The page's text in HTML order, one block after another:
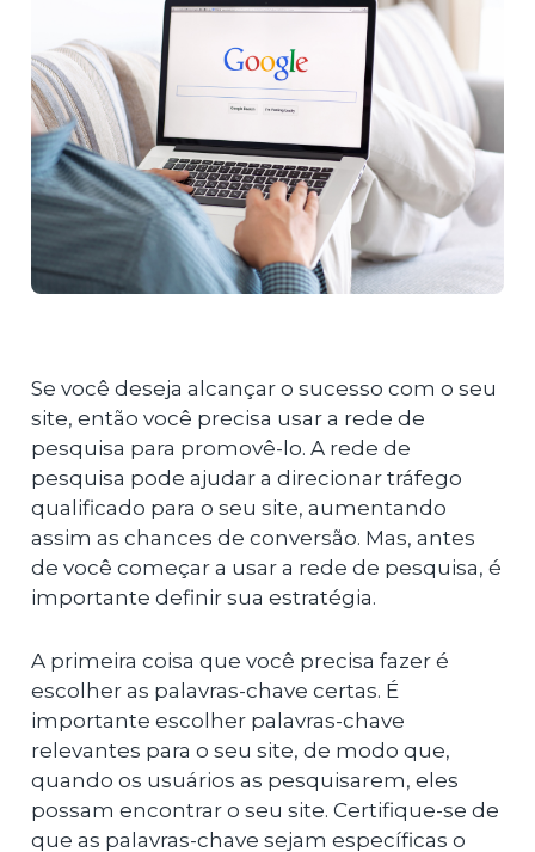
Se você deseja alcançar o sucesso com o seu
site, então você precisa usar a rede de
pesquisa para promovê-lo. A rede de
pesquisa pode ajudar a direcionar tráfego
qualificado para o seu site, aumentando
assim as chances de conversão. Mas, antes
de você começar a usar a rede de pesquisa, é
importante definir sua estratégia.
A primeira coisa que você precisa fazer é
escolher as palavras-chave certas. É
importante escolher palavras-chave
relevantes para o seu site, de modo que,
quando os usuários as pesquisarem, eles
possam encontrar o seu site. Certifique-se de
que as palavras-chave sejam específicas o